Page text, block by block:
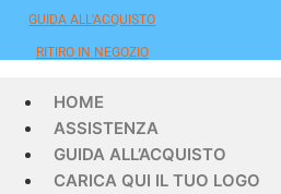
GUIDA ALL'ACQUISTO
RITIRO IN NEGOZIO
HOME
ASSISTENZA
GUIDA ALL’ACQUISTO
CARICA QUI IL TUO LOGO